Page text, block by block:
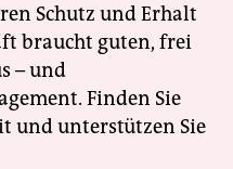
Schutz und Erhalt
braucht guten, frei
– und
Finden Sie
und unterstützen Sie